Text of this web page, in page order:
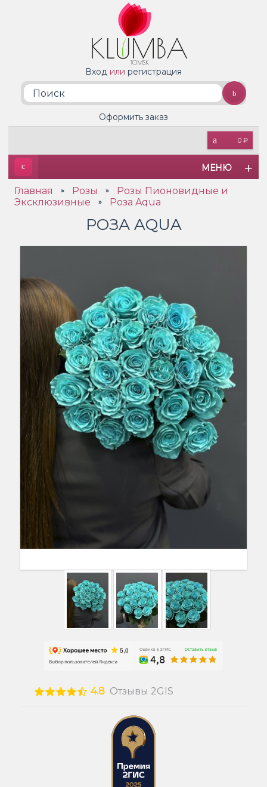
Вход или регистрация
0 ₽
Оформить заказ
МЕНЮ
Главная » Розы »
Розы Пионовидные и
Эксклюзивные
» Роза Aqua
РОЗА AQUA
4.8 Отзывы 2GIS